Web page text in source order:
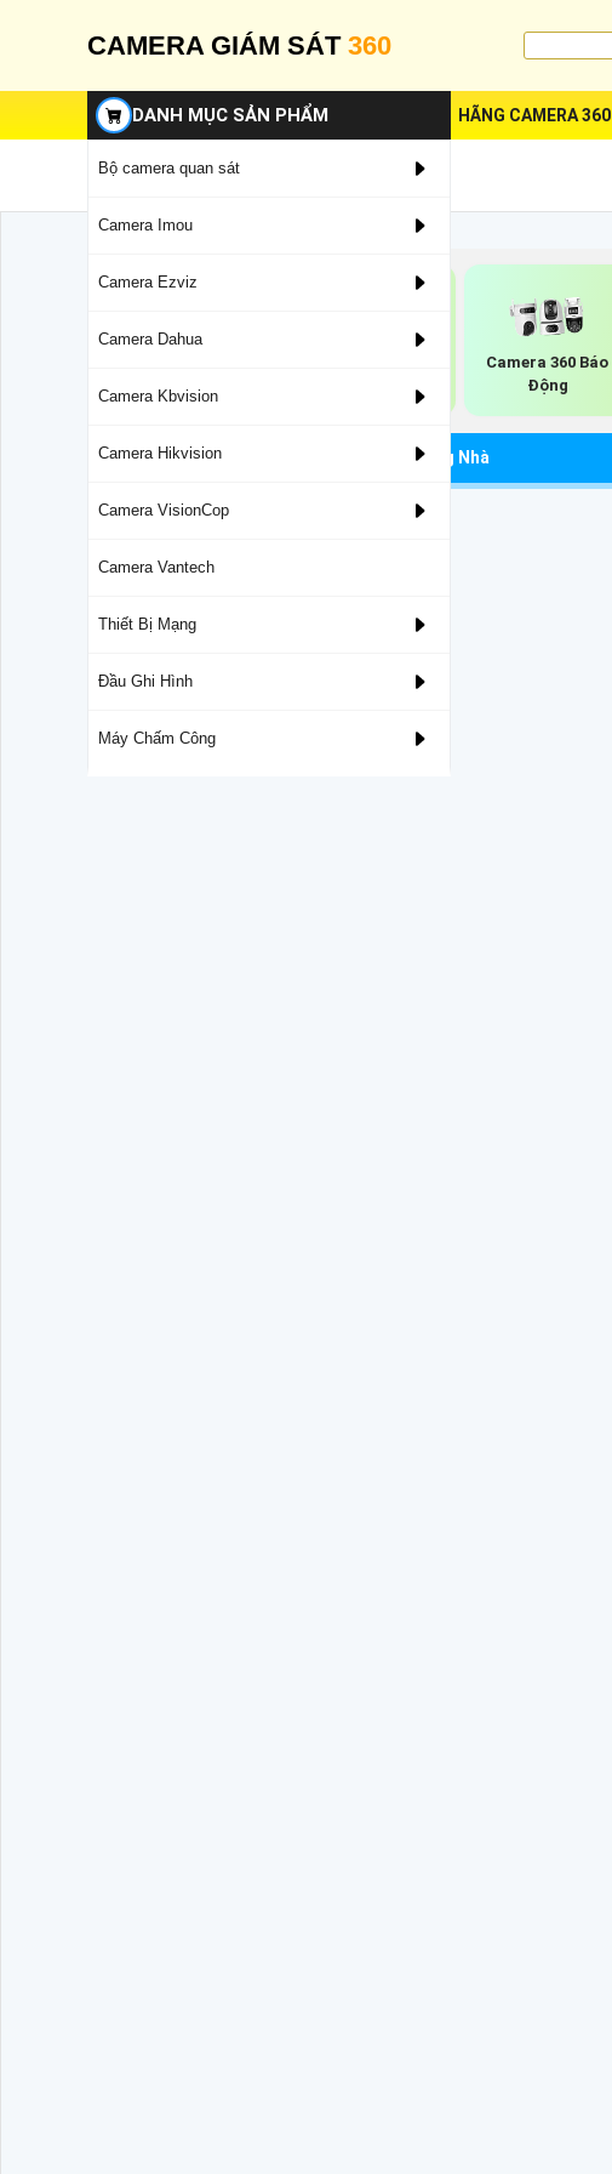
CAMERA GIÁM SÁT 360
DANH MỤC SẢN PHẨM
Bộ camera quan sát
Camera Imou
Camera Ezviz
Camera Dahua
Camera Kbvision
Camera Hikvision
Camera VisionCop
Camera Vantech
Thiết Bị Mạng
Đầu Ghi Hình
Máy Chấm Công
HÃNG CAMERA 360
Camera 360 Báo
Động
Camera Quan Sát Lắp Camera Wifi Trong Nhà